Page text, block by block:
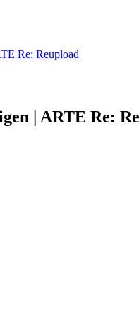
Re: Reupload
| ARTE Re: